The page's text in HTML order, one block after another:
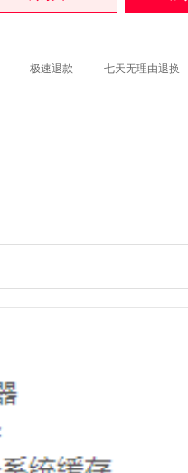
极速退款 七天无理由退换